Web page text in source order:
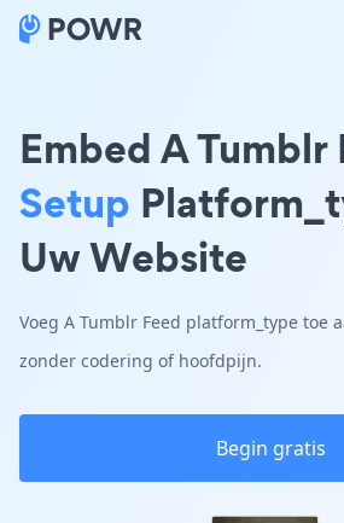
Embed A Tumblr
Setup
Uw Website
Voeg A Tumblr Feed platform_type toe
zonder codering of hoofdpijn.
Begin gratis